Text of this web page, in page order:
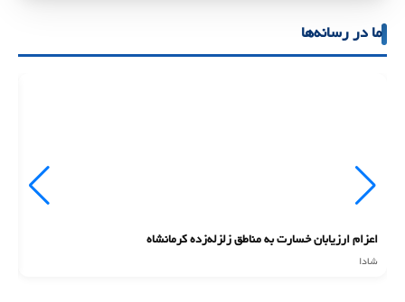
ما در رسانه‌ها
اعزام ارزیابان خسارت به مناطق زلزله‌زده کرمانشاه
شادا